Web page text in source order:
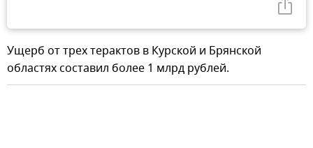
Ущерб от трех терактов в Курской и Брянской
областях составил более 1 млрд рублей.